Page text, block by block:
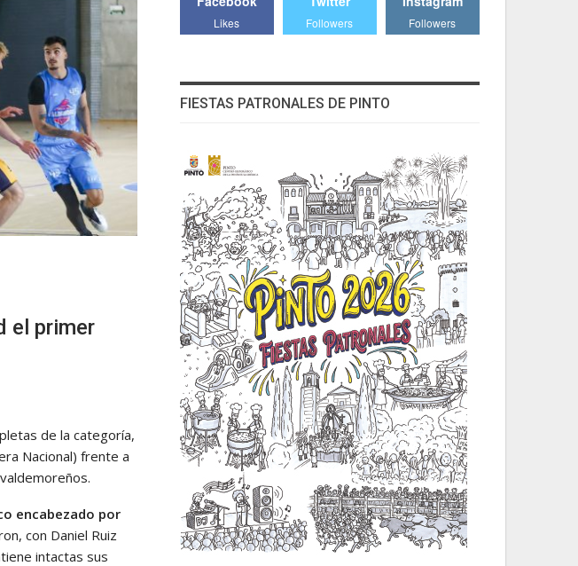
el primer
de la categoría,
Nacional) frente a
encabezado por
con Daniel Ruiz
intactas sus
Likes Followers Followers
FIESTAS PATRONALES DE PINTO